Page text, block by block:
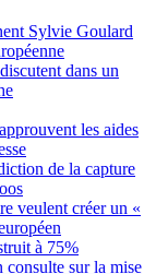
Sylvie Goulard
dans un
les aides
de la capture
veulent créer un «
à 75%
consulte sur la mise